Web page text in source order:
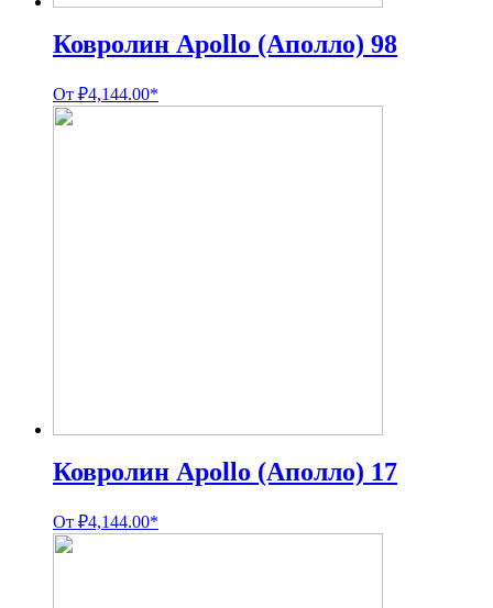
Ковролин Apollo (Аполло) 98
От ₽4,144.00*
Ковролин Apollo (Аполло) 17
От ₽4,144.00*